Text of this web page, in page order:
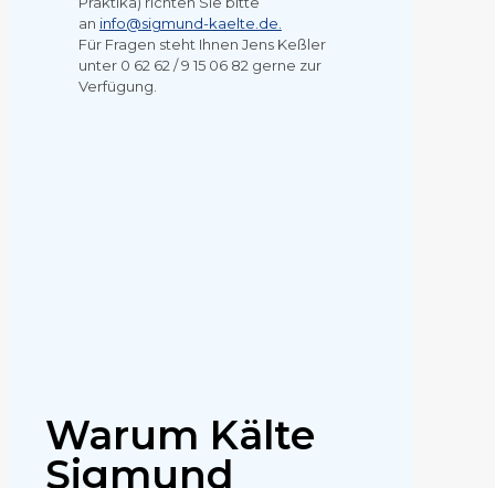
an info@sigmund-kaelte.de.
Für Fragen steht Ihnen Jens Keßler
unter 0 62 62 / 9 15 06 82 gerne zur
Verfügung.
Warum Kälte
Sigmund